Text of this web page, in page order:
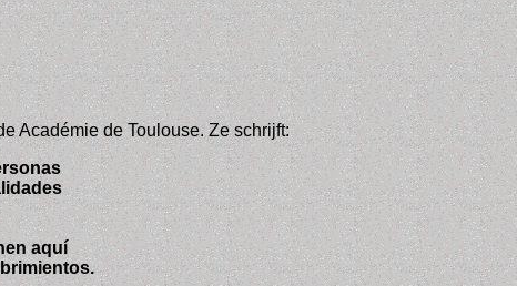
Académie de Toulouse. Ze schrijft:
aquí